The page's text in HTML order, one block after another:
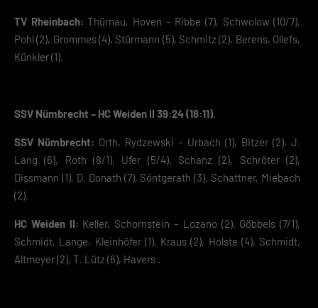
TV Rheinbach: Thürnau, Hoven – Ribbe (7), Schwolow (10/7),
Pohl (2), Grommes (4), Stürmann (5), Schmitz (2), Berens, Ollefs,
Künkler (1).
SSV Nümbrecht – HC Weiden II 39:24 (18:11).
SSV Nümbrecht: Orth, Rydzewski – Urbach (1), Bitzer (2), J.
Lang (6), Roth (8/1), Ufer (5/4), Schanz (2), Schröter (2),
Dissmann (1), D. Donath (7), Söntgerath (3), Schattner, Miebach
(2).
HC Weiden II: Keller, Schornstein – Lozano (2), Göbbels (7/1),
Schmidt, Lange, Kleinhöfer (1), Kraus (2), Holste (4), Schmidt,
Altmeyer (2), T. Lütz (6), Havers .